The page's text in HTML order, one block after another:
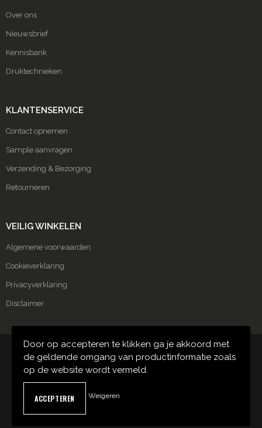
Over ons
Nieuwsbrief
Kennisbank
Druktechnieken
KLANTENSERVICE
Contact opnemen
Sample aanvragen
Verzending & Bezorging
Retourneren
VEILIG WINKELEN
Algemene voorwaarden
Cookieverklaring
Privacyverklaring
Disclaimer
© Copyright Carmako 2024
Door op accepteren te klikken ga je akkoord met
de geldende omgang van productinformatie zoals
op de website wordt vermeld.
Weigeren